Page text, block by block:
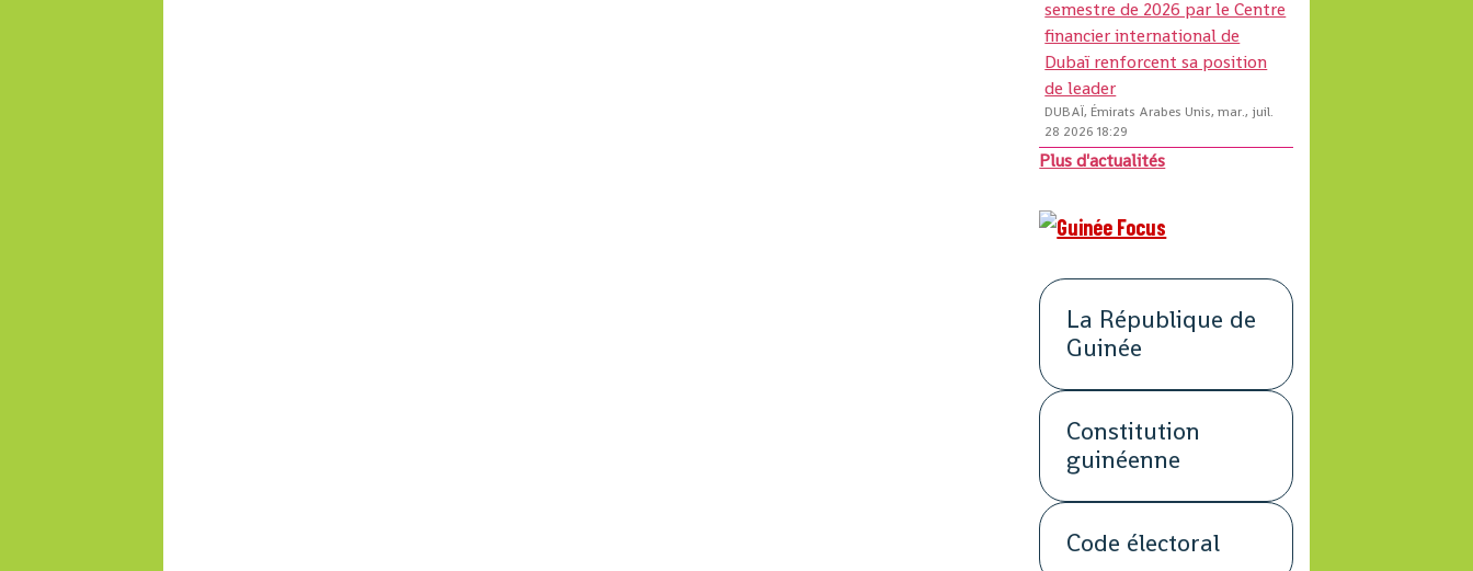
semestre de 2026 par le Centre
financier international de
Dubaï renforcent sa position
de leader
DUBAÏ, Émirats Arabes Unis, mar., juil.
28 2026 18:29
Plus d'actualités
La République de
Guinée
Constitution
guinéenne
Code électoral